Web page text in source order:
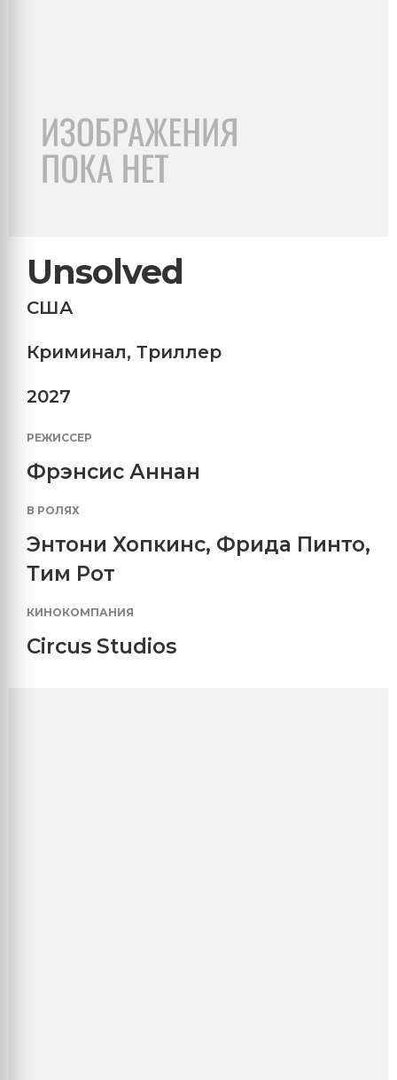
Unsolved
США
Криминал, Триллер
2027
РЕЖИССЕР
Фрэнсис Аннан
В РОЛЯХ
Энтони Хопкинс, Фрида Пинто,
Тим Рот
КИНОКОМПАНИЯ
Circus Studios